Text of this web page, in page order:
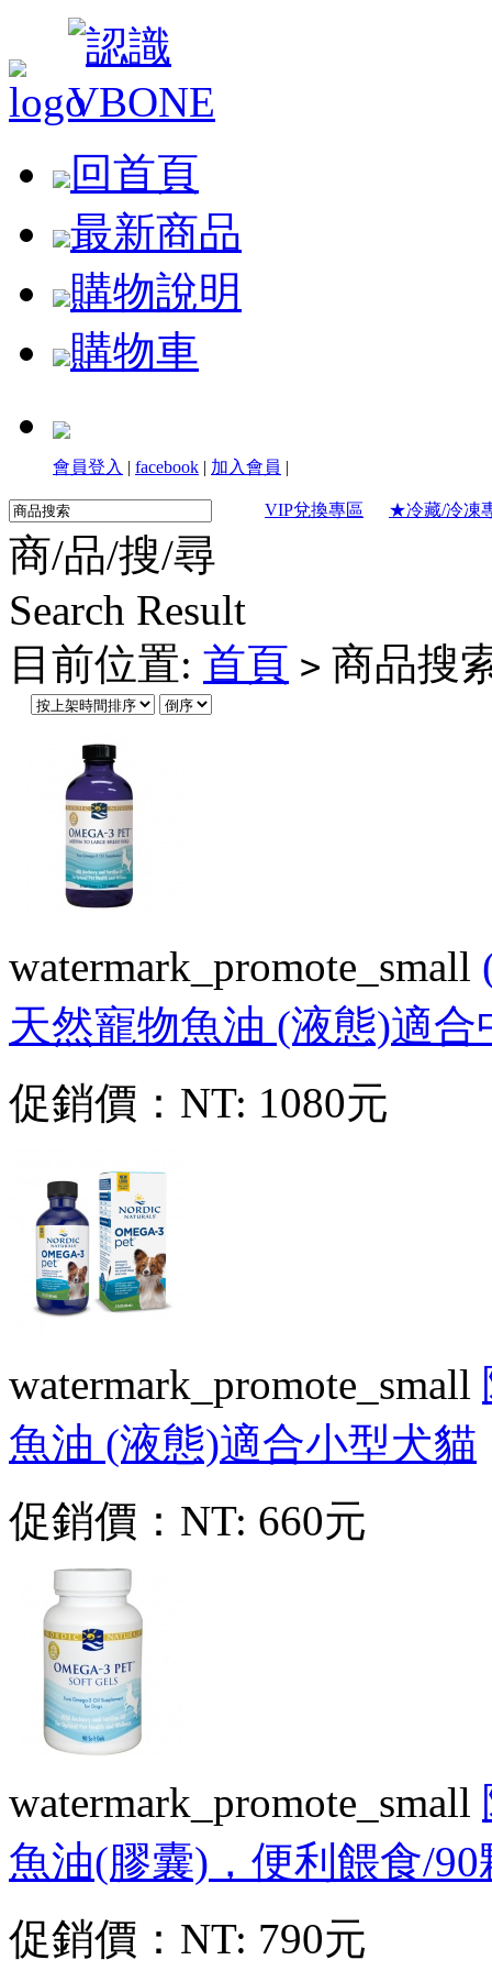
回首頁
最新商品
購物說明
購物車
會員登入 | facebook | 加入會員 |
VIP兌換專區 ★冷藏/冷凍
商/品/搜/尋
Search Result
目前位置: 首頁 > 商品搜
watermark_promote_small
天然寵物魚油 (液態)適合
促銷價： NT: 1080元
watermark_promote_small
魚油 (液態)適合小型犬貓
促銷價： NT: 660元
watermark_promote_small
魚油(膠囊)，便利餵食/90
促銷價： NT: 790元